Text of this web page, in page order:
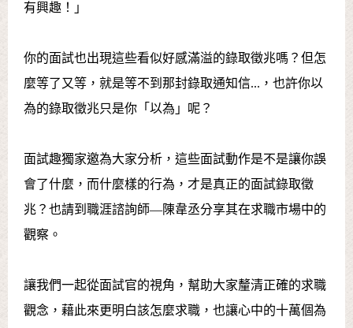
有興趣！」
你的面試也出現這些看似好感滿溢的錄取徵兆嗎？但怎
麼等了又等，就是等不到那封錄取通知信...，也許你以
為的錄取徵兆只是你「以為」呢？
面試趣獨家邀為大家分析，這些面試動作是不是讓你誤
會了什麼，而什麼樣的行為，才是真正的面試錄取徵
兆？也請到職涯諮詢師—陳韋丞分享其在求職市場中的
觀察。
讓我們一起從面試官的視角，幫助大家釐清正確的求職
觀念，藉此來更明白該怎麼求職，也讓心中的十萬個為